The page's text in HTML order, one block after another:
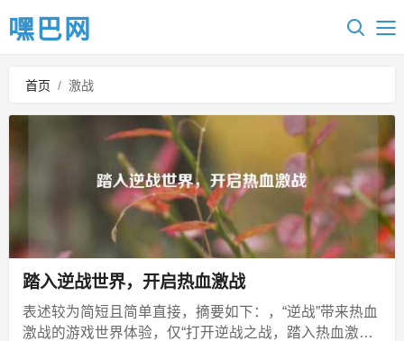
嘿巴网
首页 / 激战
踏入逆战世界，开启热血激战
表述较为简短且简单直接，摘要如下：，“逆战”带来热血
激战的游戏世界体验，仅“打开逆战之战，踏入热血激战